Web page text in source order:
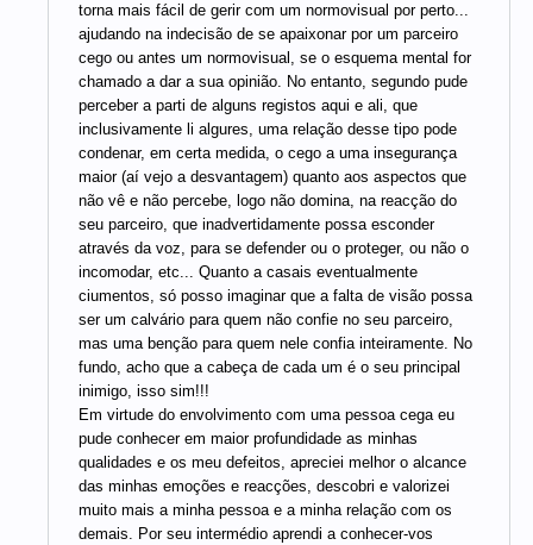
torna mais fácil de gerir com um normovisual por perto...
ajudando na indecisão de se apaixonar por um parceiro
cego ou antes um normovisual, se o esquema mental for
chamado a dar a sua opinião. No entanto, segundo pude
perceber a parti de alguns registos aqui e ali, que
inclusivamente li algures, uma relação desse tipo pode
condenar, em certa medida, o cego a uma insegurança
maior (aí vejo a desvantagem) quanto aos aspectos que
não vê e não percebe, logo não domina, na reacção do
seu parceiro, que inadvertidamente possa esconder
através da voz, para se defender ou o proteger, ou não o
incomodar, etc... Quanto a casais eventualmente
ciumentos, só posso imaginar que a falta de visão possa
ser um calvário para quem não confie no seu parceiro,
mas uma benção para quem nele confia inteiramente. No
fundo, acho que a cabeça de cada um é o seu principal
inimigo, isso sim!!!
Em virtude do envolvimento com uma pessoa cega eu
pude conhecer em maior profundidade as minhas
qualidades e os meu defeitos, apreciei melhor o alcance
das minhas emoções e reacções, descobri e valorizei
muito mais a minha pessoa e a minha relação com os
demais. Por seu intermédio aprendi a conhecer-vos